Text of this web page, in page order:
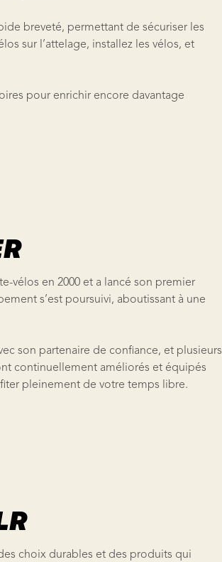
breveté, permettant de sécuriser les
sur l’attelage, installez les vélos, et
pour enrichir encore davantage
vélos en 2000 et a lancé son premier
s’est poursuivi, aboutissant à une
son partenaire de confiance, et plusieurs
continuellement améliorés et équipés
pleinement de votre temps libre.
choix durables et des produits qui